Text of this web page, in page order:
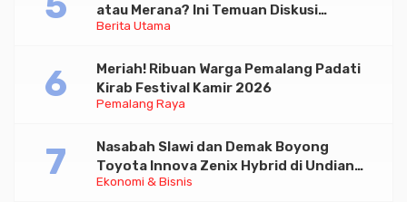
Berita Utama
atau Merana? Ini Temuan Diskusi
Paramadina
Pemalang Raya
Meriah! Ribuan Warga Pemalang Padati
Kirab Festival Kamir 2026
Ekonomi & Bisnis
Nasabah Slawi dan Demak Boyong
Toyota Innova Zenix Hybrid di Undian
Tabungan Bima Bank Jateng